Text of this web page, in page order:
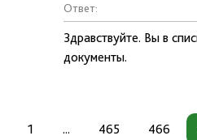
Ответ:
Здравствуйте. Вы в
документы.
1 ... 465 466